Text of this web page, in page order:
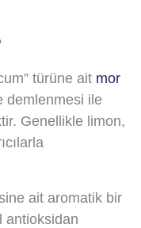
türüne ait mor
demlenmesi ile
Genellikle limon,
ait aromatik bir
antioksidan